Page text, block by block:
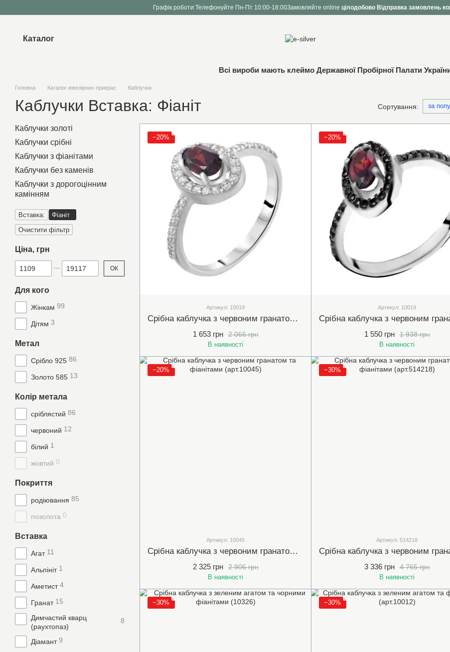
Графік роботи:Телефонуйте Пн-Пт 10:00-18:00Замовляйте online цілодобово Відправка замовлень
Каталог
Всі вироби мають клеймо Державної Пробірної Палати
Головна Каталог ювелірних прикрас Каблучки
Каблучки Вставка: Фіаніт Сортування: за
−20%
Артикул: 10019
Срібна каблучка з червоним гранатом та білими (прозорими) фіанітами (10019)
2 066 грн
1 653 грн
В наявності
−20%
Артикул: 10019
1 938 грн
1 550 грн
В наявності
−20%
Артикул: 10045
Срібна каблучка з червоним гранатом та фіанітами (арт.10045)
2 906 грн
2 325 грн
В наявності
−30%
Артикул: 514218
4 765 грн
3 336 грн
В наявності
−30% −30%
Каблучки золоті
Каблучки срібні
Каблучки з фіанітами
Каблучки без каменів
Каблучки з дорогоцінним
камінням
Вставка:
Фіаніт
Очистити фільтр
Ціна, грн
Від Ціна, грн
До Ціна, грн ОК
Для кого
Жінкам 99
Дітям 3
Метал
Срібло 925 86
Золото 585 13
Колір метала
сріблястий 86
червоний 12
білий 1
жовтий 0
Покриття
родіювання 85
позолота 0
Вставка
Агат 11
Альпініт 1
Аметист 4
Гранат 15
Димчастий кварц
(раухтопаз)
8
Діамант 9